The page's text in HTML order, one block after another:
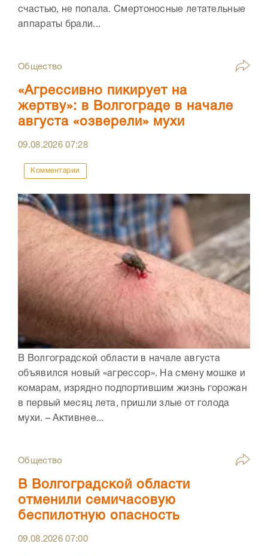
счастью, не попала. Смертоносные летательные
аппараты брали...
Общество
«Агрессивно пикирует на
жертву»: в Волгограде в начале
августа «озверели» мухи
09.08.202607:28
Комментарии
В Волгоградской области в начале августа
объявился новый «агрессор». На смену мошке и
комарам, изрядно подпортившим жизнь горожан
в первый месяц лета, пришли злые от голода
мухи. – Активнее...
Общество
В Волгоградской области
отменили семичасовую
беспилотную опасность
09.08.202607:00